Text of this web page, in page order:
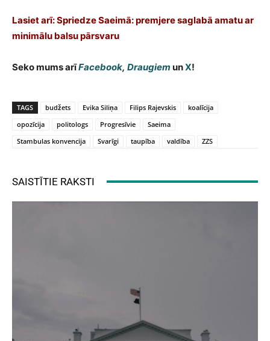
Lasiet arī: Spriedze Saeimā: premjere saglabā amatu ar
minimālu balsu pārsvaru
Seko mums arīFacebook, Draugiem unX!
TAGS budžets Evika Siliņa Filips Rajevskis
koalīcija
opozīcija
politologs Progresīvie
Saeima
Stambulas konvencija
Svarīgi taupība valdība ZZS
SAISTĪTIE RAKSTI